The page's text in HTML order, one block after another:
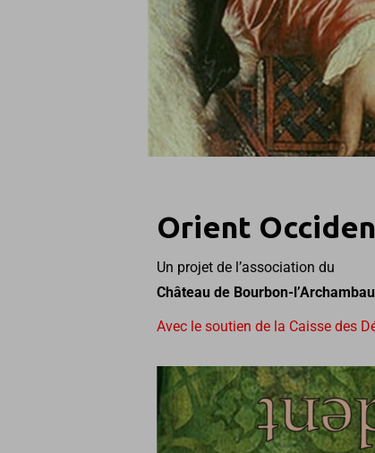
Orient
Un projet de l’association du
Château de Bourbon-
Avec le soutien de la Caisse des